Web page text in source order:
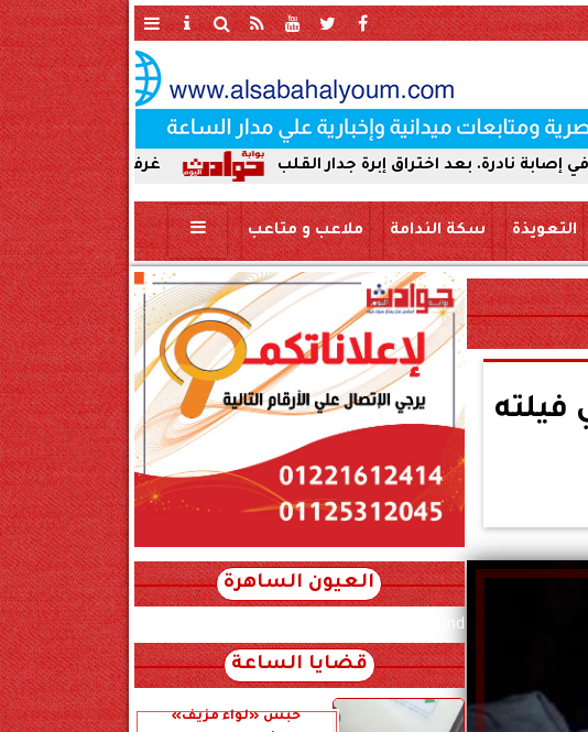
غرفة الأزمات بسوهاج: لا تأثير اختراق إبرة جدار القلب
التعويذة سكة الندامة ملاعب و متاعب
العيون الساهرة
xml_json/rss/~12.xml x0n not found
قضايا الساعة
حبس «لواء مزيف»